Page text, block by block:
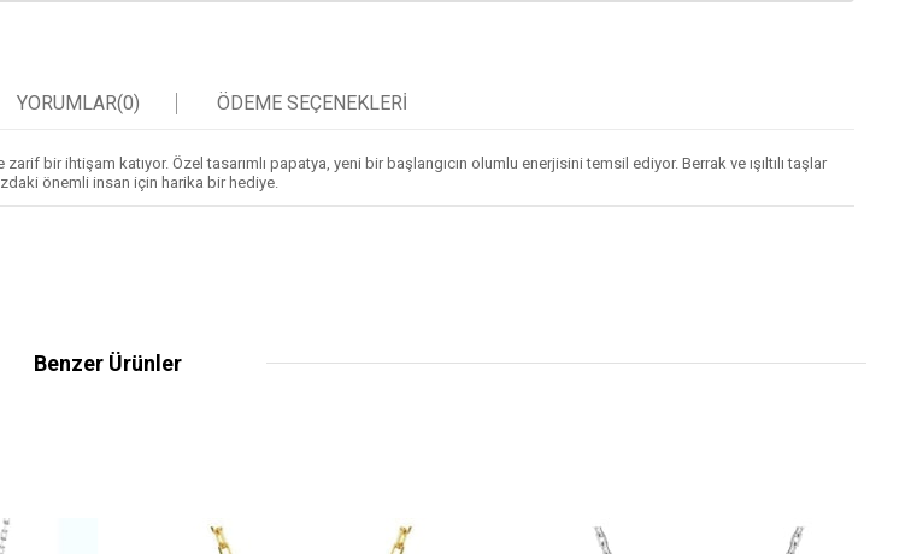
YORUMLAR(0) ÖDEME SEÇENEKLERI
bir ihtişam katıyor. Özel tasarımlı papatya, yeni bir başlangıcın olumlu enerjisini temsil ediyor. Berrak ve ışıltılı taşlar
önemli insan için harika bir hediye.
Benzer Ürünler